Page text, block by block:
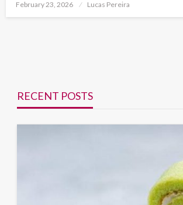
Posted
February 23, 2026 Lucas Pereira
RECENT POSTS